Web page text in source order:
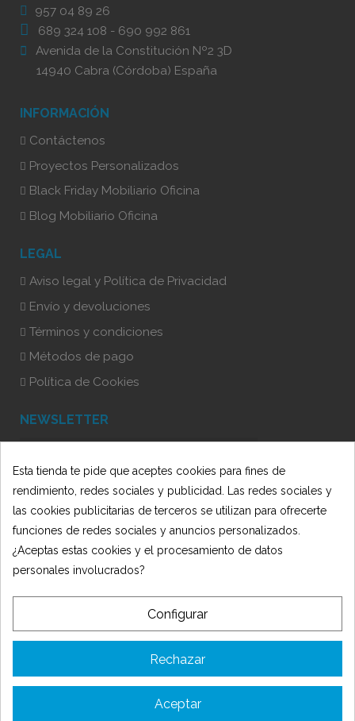
957 04 89 26
689 324 108 - 690 992 861
Avenida de la Constitución Nº2 3D
14940 Cabra (Córdoba) España
INFORMACIÓN
Contáctenos
Proyectos Personalizados
Black Friday Mobiliario Oficina
Blog Mobiliario Oficina
LEGAL
Aviso legal y Política de Privacidad
Envío y devoluciones
Términos y condiciones
Métodos de pago
Política de Cookies
NEWSLETTER
He leído y acepto la Política de Privacidad
© 2025 Oficit - Desarrollado por 🍋
TIENDA OFICIT SLU ha recibido una subvención de la Consejería de
inserción laboral y el fomento de la contratación en el ámbito de la
Esta tienda te pide que aceptes cookies para fines de
rendimiento, redes sociales y publicidad. Las redes sociales y
las cookies publicitarias de terceros se utilizan para ofrecerte
funciones de redes sociales y anuncios personalizados.
¿Aceptas estas cookies y el procesamiento de datos
personales involucrados?
Configurar
Rechazar
Aceptar